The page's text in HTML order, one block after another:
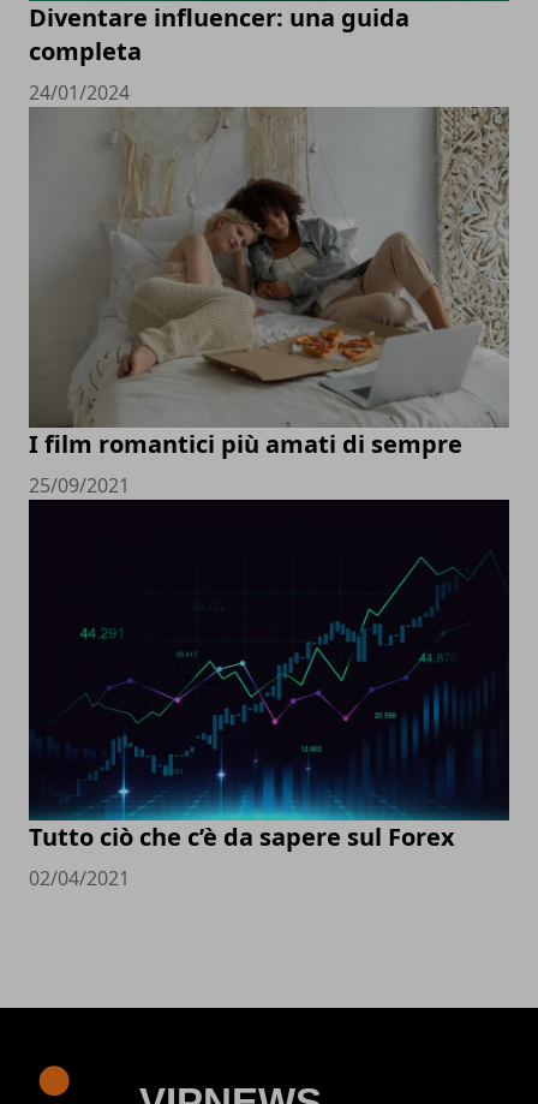
Diventare influencer: una guida
completa
24/01/2024
I film romantici più amati di sempre
25/09/2021
Tutto ciò che c’è da sapere sul Forex
02/04/2021